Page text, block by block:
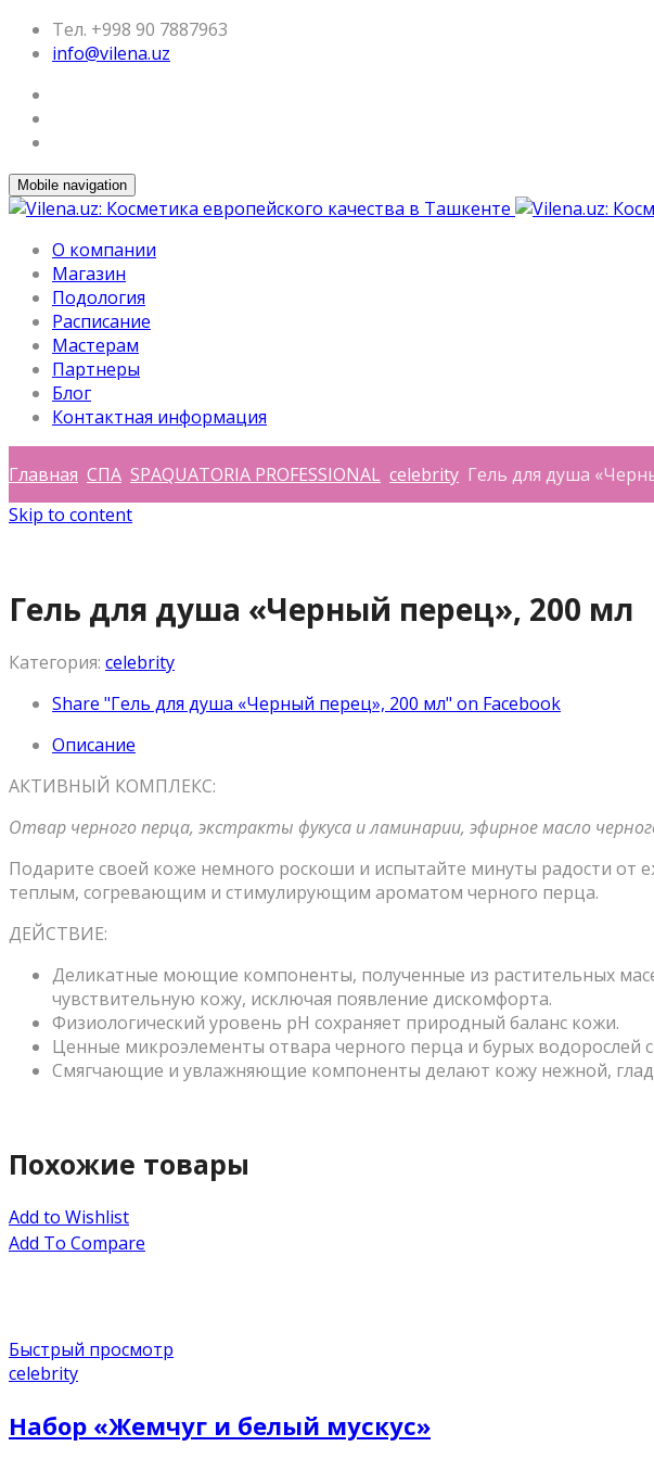
Тел. +998 90 7887963
info@vilena.uz
Mobile navigation
О компании
Магазин
Подология
Расписание
Мастерам
Партнеры
Блог
Контактная информация
Главная СПА SPAQUATORIA PROFESSIONAL celebrity Гель для душа
Skip to content
Гель для душа «Черный перец», 200 мл
Категория: celebrity
Share "Гель для душа «Черный перец», 200 мл" on Facebook
Описание
AКТИВНЫЙ КОМПЛЕКС:
Отвар черного перца, экстракты фукуса и ламинарии, эфирное масло
Подарите своей коже немного роскоши и испытайте минуты радости
теплым, согревающим и стимулирующим ароматом черного перца.
ДЕЙСТВИЕ:
Деликатные моющие компоненты, полученные из растительных
чувствительную кожу, исключая появление дискомфорта.
Физиологический уровень рН сохраняет природный баланс кожи.
Ценные микроэлементы отвара черного перца и бурых
Смягчающие и увлажняющие компоненты делают кожу нежной,
Похожие товары
Add to Wishlist
Add To Compare
Быстрый просмотр
celebrity
Набор «Жемчуг и белый мускус»